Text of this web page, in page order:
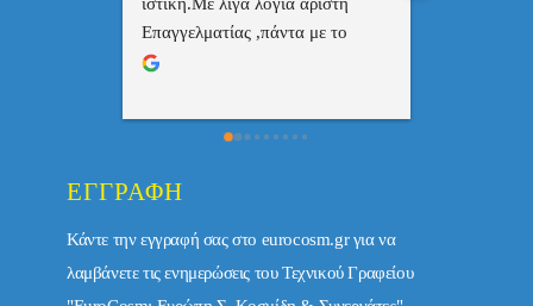
ΕΓΓΡΑΦΉ
Κάντε την εγγραφή σας στο eurocosm.gr για να
λαμβάνετε τις ενημερώσεις του Τεχνικού Γραφείου